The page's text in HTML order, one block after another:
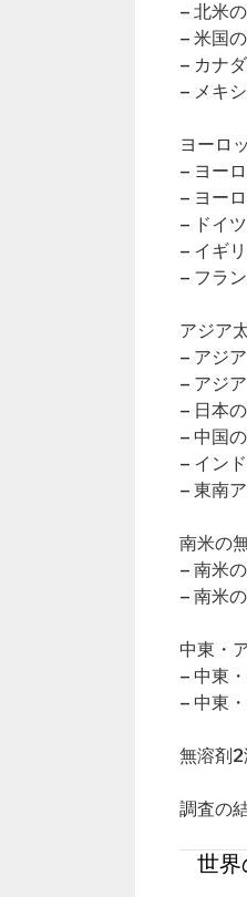
– 北米
– 米国
– カナ
– メキ
ヨーロ
– ヨー
– ヨー
– ドイ
– イギ
– フラ
アジア
– アジ
– アジ
– 日本
– 中国
– イン
– 東南
南米の
– 南米
– 南米
中東・
– 中東
– 中東
無溶剤
調査の
世